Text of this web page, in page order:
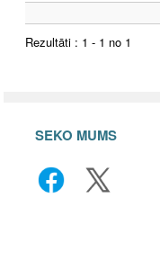
Rezultāti : 1 - 1 no 1
SEKO MUMS